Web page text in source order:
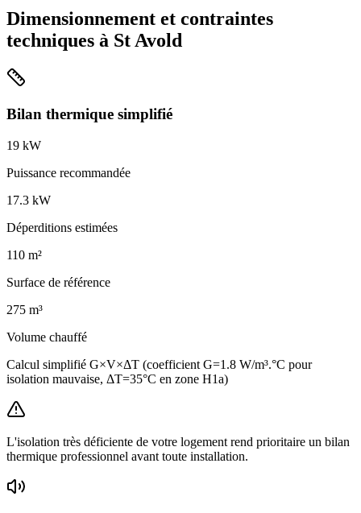
Dimensionnement et contraintes
techniques à St Avold
Bilan thermique simplifié
19 kW
Puissance recommandée
17.3 kW
Déperditions estimées
110 m²
Surface de référence
275 m³
Volume chauffé
Calcul simplifié G×V×ΔT (coefficient G=1.8 W/m³.°C pour
isolation mauvaise, ΔT=35°C en zone H1a)
L'isolation très déficiente de votre logement rend prioritaire un bilan
thermique professionnel avant toute installation.